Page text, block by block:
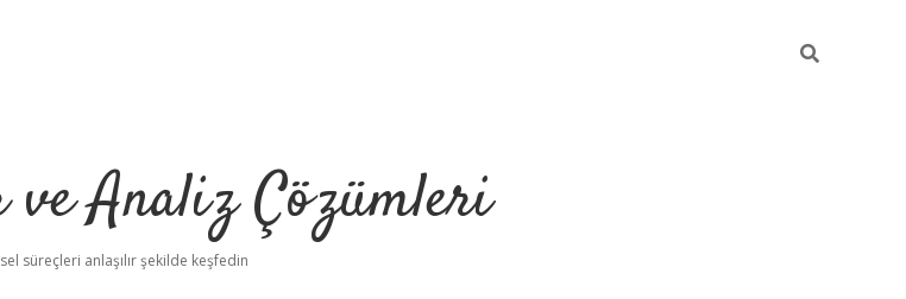
Analiz Çözümleri
süreçleri anlaşılır şekilde keşfedin